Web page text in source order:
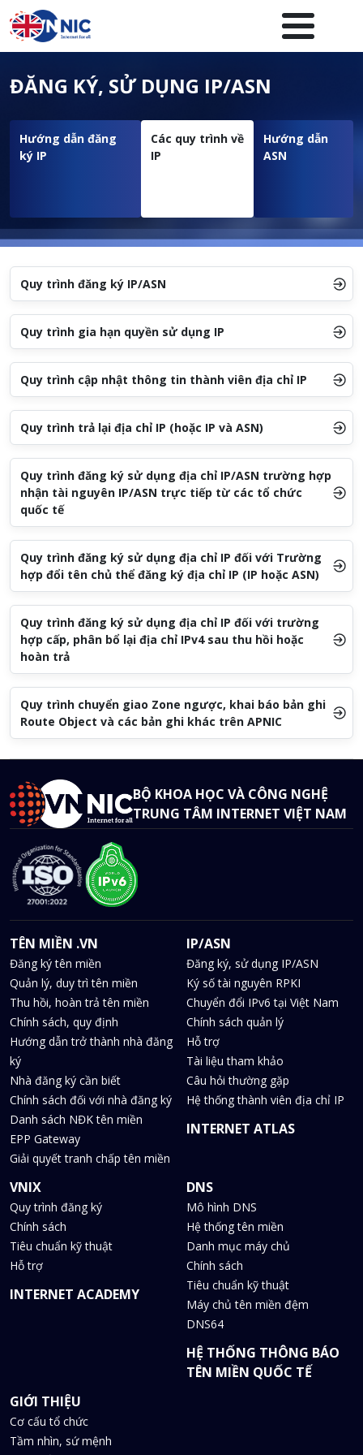
Nhảy đến nội dung
Menuheader của website
ĐĂNG KÝ, SỬ DỤNG IP/ASN
Hướng dẫn đăng
ký IP
Các quy trình về
IP
Hướng dẫn
ASN
Quy trình đăng ký IP/ASN
Quy trình gia hạn quyền sử dụng IP
Quy trình cập nhật thông tin thành viên địa chỉ IP
Quy trình trả lại địa chỉ IP (hoặc IP và ASN)
Quy trình đăng ký sử dụng địa chỉ IP/ASN trường hợp
nhận tài nguyên IP/ASN trực tiếp từ các tổ chức
quốc tế
Quy trình đăng ký sử dụng địa chỉ IP đối với Trường
hợp đổi tên chủ thể đăng ký địa chỉ IP (IP hoặc ASN)
Quy trình đăng ký sử dụng địa chỉ IP đối với trường
hợp cấp, phân bổ lại địa chỉ IPv4 sau thu hồi hoặc
hoàn trả
Quy trình chuyển giao Zone ngược, khai báo bản ghi
Route Object và các bản ghi khác trên APNIC
BỘ KHOA HỌC VÀ CÔNG NGHỆ
TRUNG TÂM INTERNET VIỆT NAM
TÊN MIỀN .VN
Đăng ký tên miền
Quản lý, duy trì tên miền
Thu hồi, hoàn trả tên miền
Chính sách, quy định
Hướng dẫn trở thành nhà đăng
ký
Nhà đăng ký cần biết
Chính sách đối với nhà đăng ký
Danh sách NĐK tên miền
EPP Gateway
Giải quyết tranh chấp tên miền
IP/ASN
Đăng ký, sử dụng IP/ASN
Ký số tài nguyên RPKI
Chuyển đổi IPv6 tại Việt Nam
Chính sách quản lý
Hỗ trợ
Tài liệu tham khảo
Câu hỏi thường gặp
Hệ thống thành viên địa chỉ IP
INTERNET ATLAS
VNIX
Quy trình đăng ký
Chính sách
Tiêu chuẩn kỹ thuật
Hỗ trợ
INTERNET ACADEMY
DNS
Mô hình DNS
Hệ thống tên miền
Danh mục máy chủ
Chính sách
Tiêu chuẩn kỹ thuật
Máy chủ tên miền đệm
DNS64
HỆ THỐNG THÔNG BÁO
TÊN MIỀN QUỐC TẾ
GIỚI THIỆU
Cơ cấu tổ chức
Tầm nhìn, sứ mệnh